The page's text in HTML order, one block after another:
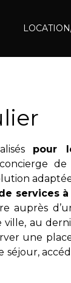
pour
de
services à
auprès
ville, au
une
séjour,